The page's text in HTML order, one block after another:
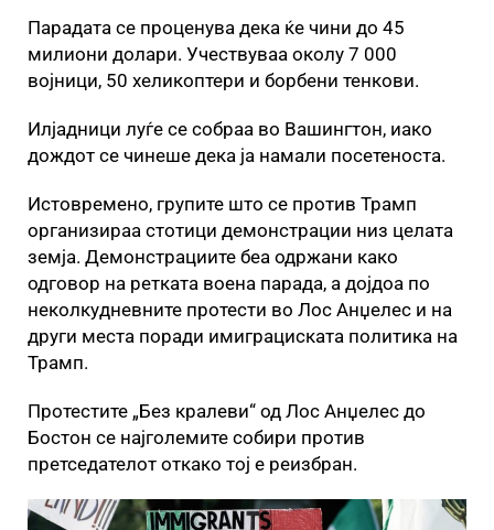
Парадата се проценува дека ќе чини до 45
милиони долари. Учествуваа околу 7 000
војници, 50 хеликоптери и борбени тенкови.
Илјадници луѓе се собраа во Вашингтон, иако
дождот се чинеше дека ја намали посетеноста.
Истовремено, групите што се против Трамп
организираа стотици демонстрации низ целата
земја. Демонстрациите беа одржани како
одговор на ретката воена парада, а дојдоа по
неколкудневните протести во Лос Анџелес и на
други места поради имиграциската политика на
Трамп.
Протестите „Без кралеви“ од Лос Анџелес до
Бостон се најголемите собири против
претседателот откако тој е реизбран.